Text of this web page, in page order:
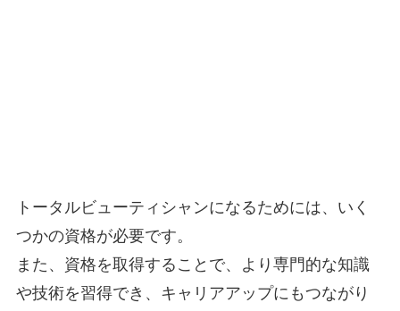
トータルビューティシャンになるためには、いく
つかの資格が必要です。
また、資格を取得することで、より専門的な知識
や技術を習得でき、キャリアアップにもつながり